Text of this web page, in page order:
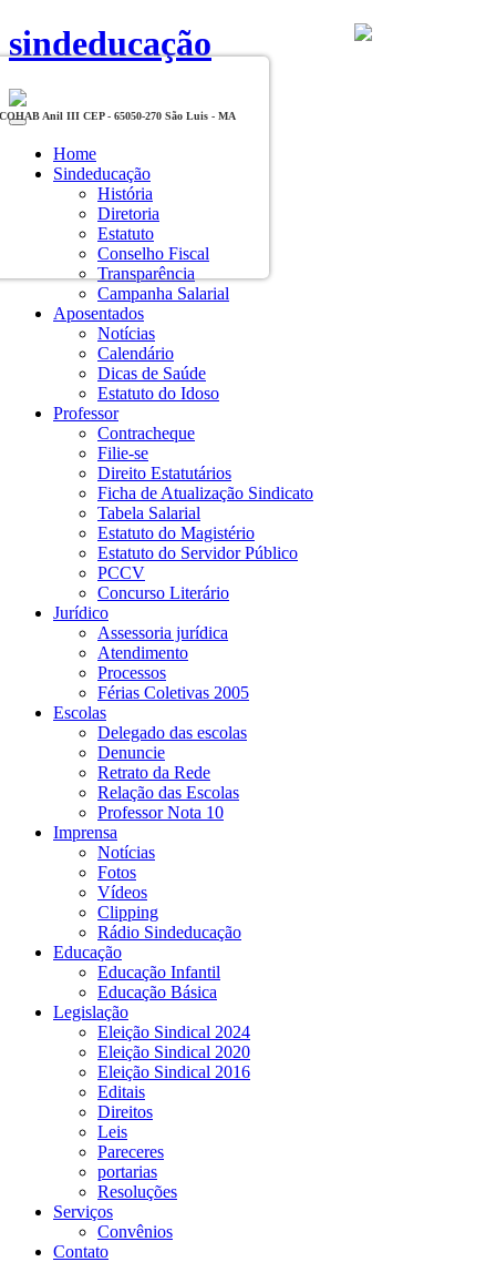
sindeducação
Toggle
navigationHome
Sindeducação
História
Diretoria
Estatuto
Conselho Fiscal
Transparência
Campanha Salarial
Aposentados
Notícias
Calendário
Dicas de Saúde
Estatuto do Idoso
Professor
Contracheque
Filie-se
Direito Estatutários
Ficha de Atualização Sindicato
Tabela Salarial
Estatuto do Magistério
Estatuto do Servidor Público
PCCV
Concurso Literário
Jurídico
Assessoria jurídica
Atendimento
Processos
Férias Coletivas 2005
Escolas
Delegado das escolas
Denuncie
Retrato da Rede
Relação das Escolas
Professor Nota 10
Imprensa
Notícias
Fotos
Vídeos
Clipping
Rádio Sindeducação
Educação
Educação Infantil
Educação Básica
Legislação
Eleição Sindical 2024
Eleição Sindical 2020
Eleição Sindical 2016
Editais
Direitos
Leis
Pareceres
portarias
Resoluções
Serviços
Convênios
Contato
COHAB Anil III CEP - 65050-270 São Luis - MA